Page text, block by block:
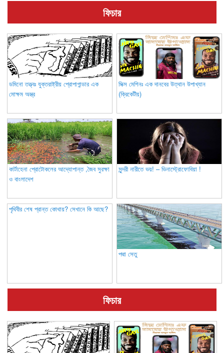
ফিচার
ডমিনো তত্ত্বঃ যুক্তরাষ্ট্রীয় প্রোপাগান্ডার এক
মোক্ষম অস্ত্র
সিক্স মেশিনঃ এক দানবের উত্থান উপাখ্যান
(ক্রিকেটীয়)
কার্টাহেনা প্রোটোকলের আদ্যোপান্ত ,জৈব সুরক্ষা
ও বাংলাদেশ
সুন্দরী নারীতে ভয়! – ভিনাস্ট্রোফোবিয়া !
পৃথিবীর শেষ প্রান্ত কোথায়? সেখানে কি আছে?
পদ্মা সেতু
ফিচার